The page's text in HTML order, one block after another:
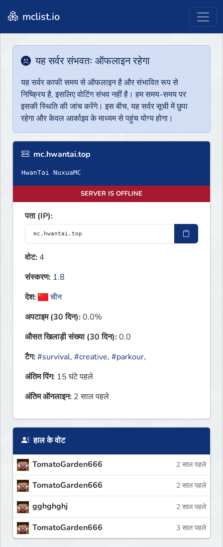
mclist.io
यह सर्वर संभवतः ऑफलाइन रहेगा
यह सर्वर काफी समय से ऑफलाइन है और संभावित रूप से
निष्क्रिय है, इसलिए वोटिंग संभव नहीं है। हम समय-समय पर
इसकी स्थिति की जांच करेंगे। इस बीच, यह सर्वर सूची में छुपा
रहेगा और केवल आर्काइव के माध्यम से पहुंच योग्य होगा।
mc.hwantai.top
HwanTai NuxuaMC
SERVER IS OFFLINE
पता (IP):
वोट: 4
संस्करण: 1.8
देश:
चीन
अपटाइम (30 दिन):0.0%
औसत खिलाड़ी संख्या (30 दिन):0.0
टैग:#survival, #creative, #parkour,
अंतिम पिंग: 15 घंटे पहले
अंतिम ऑनलाइन: 2 साल पहले
हाल के वोट
TomatoGarden666 2 साल पहले
TomatoGarden666 2 साल पहले
gghghghj 2 साल पहले
TomatoGarden666 3 साल पहले